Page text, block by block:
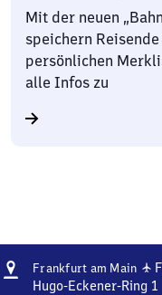
Mit der neuen
speichern
persönlichen
alle Infos zu
Adresse
Frankfurt am Main ✈
Hugo-Eckener-Ring 1